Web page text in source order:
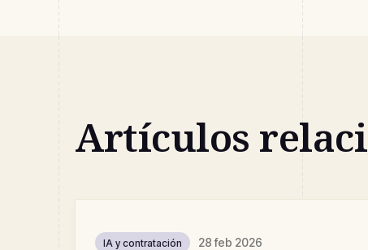
Artículos
IA y contratación 28 feb 2026